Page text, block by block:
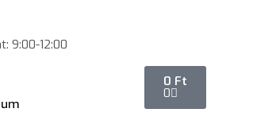
9:00-12:00
0 Ft
0